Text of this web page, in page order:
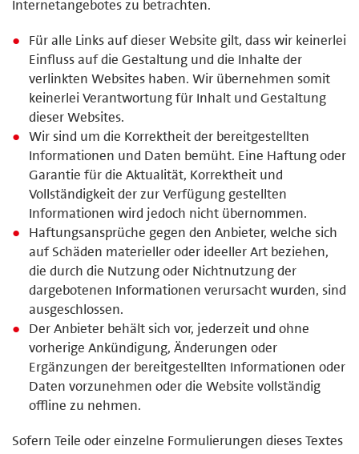
Internetangebotes zu betrachten.
Für alle Links auf dieser Website gilt, dass wir keinerlei
Einfluss auf die Gestaltung und die Inhalte der
verlinkten Websites haben. Wir übernehmen somit
keinerlei Verantwortung für Inhalt und Gestaltung
dieser Websites.
Wir sind um die Korrektheit der bereitgestellten
Informationen und Daten bemüht. Eine Haftung oder
Garantie für die Aktualität, Korrektheit und
Vollständigkeit der zur Verfügung gestellten
Informationen wird jedoch nicht übernommen.
Haftungsansprüche gegen den Anbieter, welche sich
auf Schäden materieller oder ideeller Art beziehen,
die durch die Nutzung oder Nichtnutzung der
dargebotenen Informationen verursacht wurden, sind
ausgeschlossen.
Der Anbieter behält sich vor, jederzeit und ohne
vorherige Ankündigung, Änderungen oder
Ergänzungen der bereitgestellten Informationen oder
Daten vorzunehmen oder die Website vollständig
offline zu nehmen.
Sofern Teile oder einzelne Formulierungen dieses Textes